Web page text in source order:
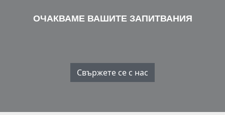
ОЧАКВАМЕ ВАШИТЕ ЗАПИТВАНИЯ
Свържете се с нас